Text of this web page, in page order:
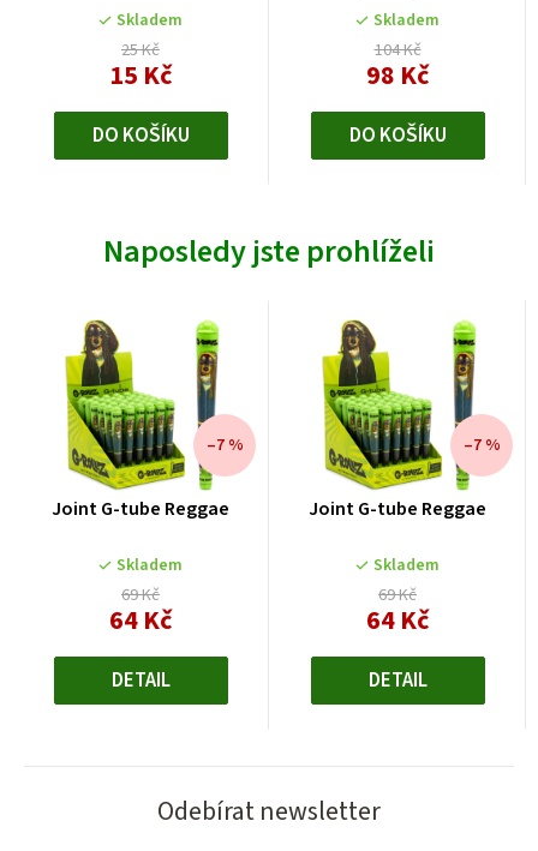
Skladem
25 Kč
15 Kč
DO KOŠÍKU
Skladem
104 Kč
98 Kč
DO KOŠÍKU
Naposledy jste prohlíželi
Joint G-tube Reggae
Skladem
69 Kč
–7 %
64 KčMěrná
DETAIL
Joint G-tube Reggae
Skladem
69 Kč
–7 %
64 KčMěrná
DETAIL
Odebírat newsletter